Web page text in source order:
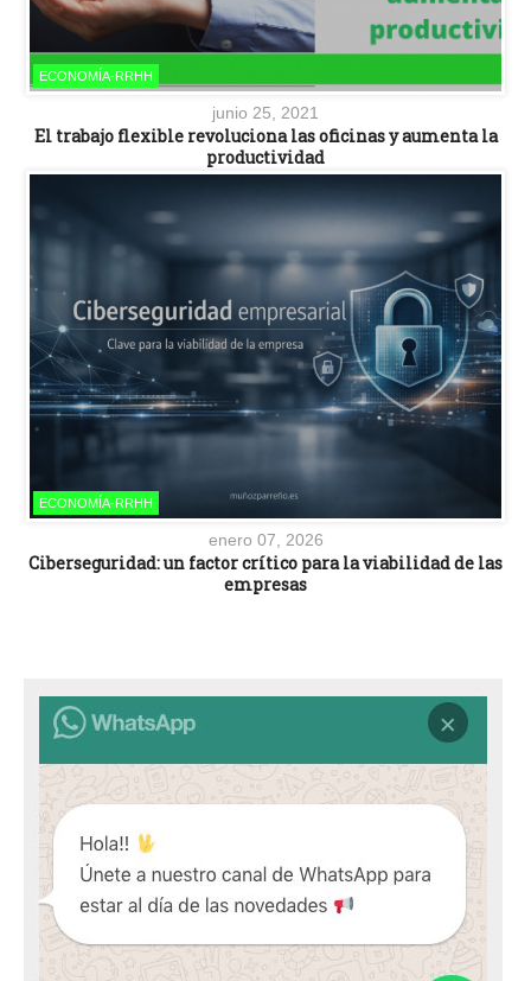
ECONOMÍA-RRHH
junio 25, 2021
El trabajo flexible revoluciona las oficinas y aumenta la
productividad
ECONOMÍA-RRHH
enero 07, 2026
Ciberseguridad: un factor crítico para la viabilidad de las
empresas